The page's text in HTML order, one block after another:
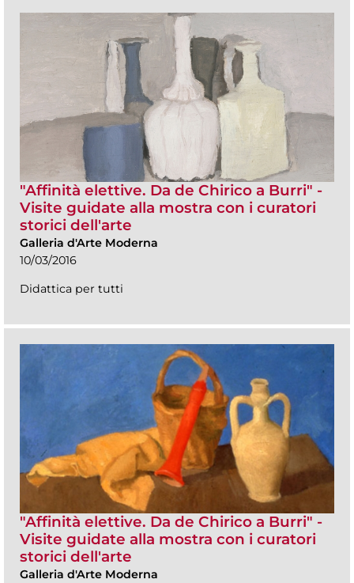
"Affinità elettive. Da de Chirico a Burri" -
Visite guidate alla mostra con i curatori
storici dell'arte
Galleria d'Arte Moderna
10/03/2016
Didattica per tutti
"Affinità elettive. Da de Chirico a Burri" -
Visite guidate alla mostra con i curatori
storici dell'arte
Galleria d'Arte Moderna